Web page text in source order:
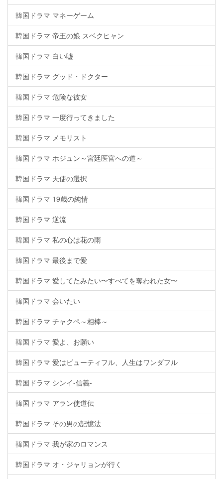
韓国ドラマ マネーゲーム
韓国ドラマ 帝王の娘 スベクヒャン
韓国ドラマ 白い嘘
韓国ドラマ グッド・ドクター
韓国ドラマ 危険な彼女
韓国ドラマ 一度行ってきました
韓国ドラマ メモリスト
韓国ドラマ ホジュン～宮廷医官への道～
韓国ドラマ 天使の選択
韓国ドラマ 19歳の純情
韓国ドラマ 逆流
韓国ドラマ 私の心は花の雨
韓国ドラマ 最後まで愛
韓国ドラマ 愛してたみたい〜すべてを奪われた女〜
韓国ドラマ 会いたい
韓国ドラマ チャクペ～相棒～
韓国ドラマ 愛よ、お願い
韓国ドラマ 愛はビューティフル、人生はワンダフル
韓国ドラマ シンイ-信義-
韓国ドラマ アラン使道伝
韓国ドラマ その男の記憶法
韓国ドラマ 我が家のロマンス
韓国ドラマ オ・ジャリョンが行く